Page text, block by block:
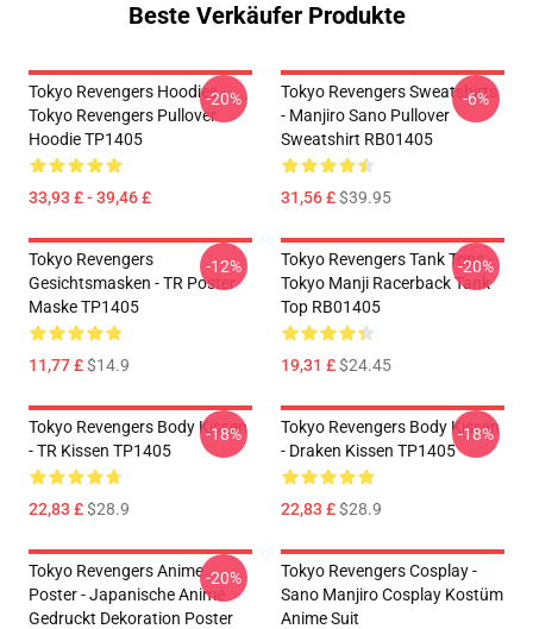
Beste Verkäufer Produkte
Tokyo Revengers Hoodies -
Tokyo Revengers Pullover
Hoodie TP1405
33,93 £ - 39,46 £
-20%
Tokyo Revengers Sweatshirts
- Manjiro Sano Pullover
Sweatshirt RB01405
31,56 £$39.95
-6%
Tokyo Revengers
Gesichtsmasken - TR Poster
Maske TP1405
11,77 £$14.9
-12%
Tokyo Revengers Tank Tops -
Tokyo Manji Racerback Tank
Top RB01405
19,31 £$24.45
-20%
Tokyo Revengers Body Kissen
- TR Kissen TP1405
22,83 £$28.9
-18%
Tokyo Revengers Body Kissen
- Draken Kissen TP1405
22,83 £$28.9
-18%
Tokyo Revengers Anime
Poster - Japanische Anime
Gedruckt Dekoration Poster
-20%
Tokyo Revengers Cosplay -
Sano Manjiro Cosplay Kostüm
Anime Suit